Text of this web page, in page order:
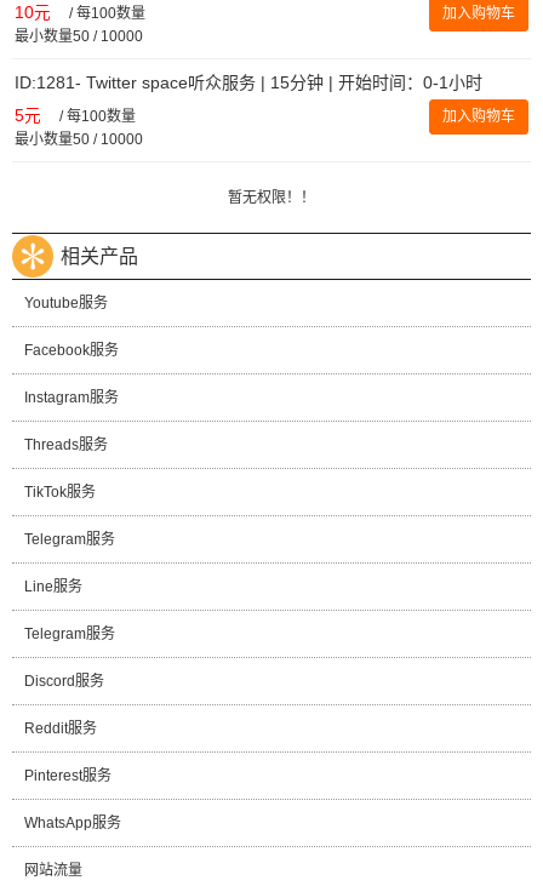
10元 /每100数量
最小数量50 / 10000
加入购物车
ID:1281- Twitter space听众服务 | 15分钟 | 开始时间：0-1小时
5元 /每100数量
最小数量50 / 10000
加入购物车
暂无权限！！
相关产品
Youtube服务
Facebook服务
Instagram服务
Threads服务
TikTok服务
Telegram服务
Line服务
Telegram服务
Discord服务
Reddit服务
Pinterest服务
WhatsApp服务
网站流量